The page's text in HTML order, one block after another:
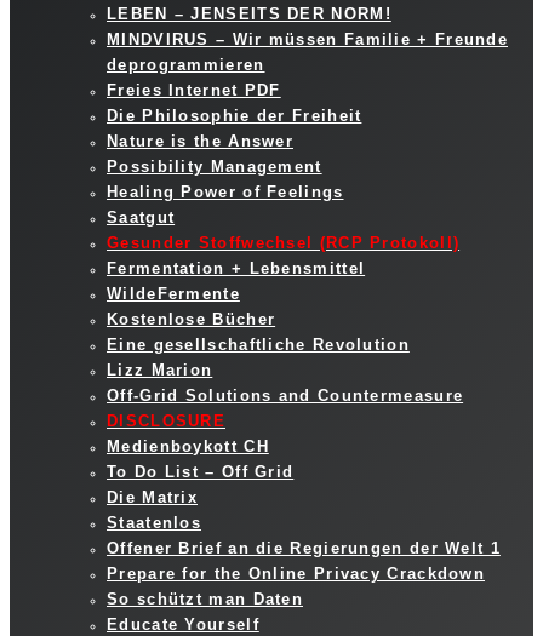
LEBEN – JENSEITS DER NORM!
MINDVIRUS – Wir müssen Familie + Freunde
deprogrammieren
Freies Internet PDF
Die Philosophie der Freiheit
Nature is the Answer
Possibility Management
Healing Power of Feelings
Saatgut
Gesunder Stoffwechsel (RCP Protokoll)
Fermentation + Lebensmittel
WildeFermente
Kostenlose Bücher
Eine gesellschaftliche Revolution
Lizz Marion
Off-Grid Solutions and Countermeasure
DISCLOSURE
Medienboykott CH
To Do List – Off Grid
Die Matrix
Staatenlos
Offener Brief an die Regierungen der Welt 1
Prepare for the Online Privacy Crackdown
So schützt man Daten
Educate Yourself